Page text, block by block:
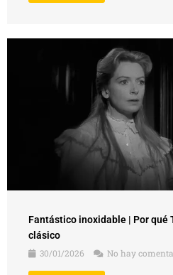
Fantástico inoxidable | Por qué
clásico
30/01/2026
No hay